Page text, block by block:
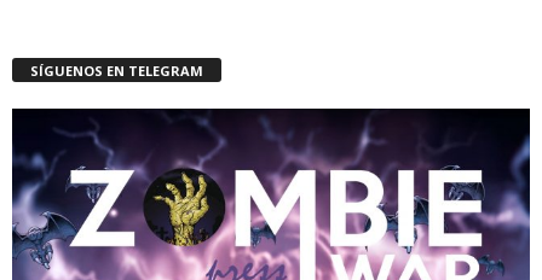
SÍGUENOS EN TELEGRAM